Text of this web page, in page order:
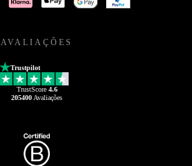
AVALIAÇÕES
Trustpilot
TrustScore 4.6
205400 Avaliações